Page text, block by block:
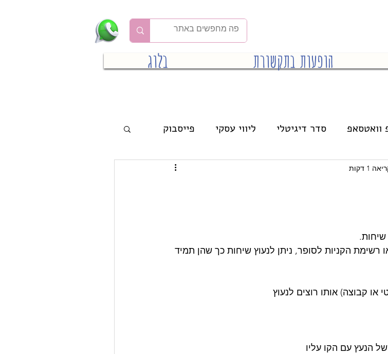
הופעות בתקשורת בלוג
וואטסאפ סדר דיגיטלי ליווי עסקי פייסבוק
1 דקות
הקניות לסופר, ניתן לנעוץ שיחות כך שהן תמיד
קבוצה) אותו רוצים לנעוץ
הנעץ עם הקו עליו